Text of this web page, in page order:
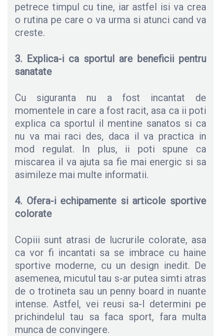
petrece timpul cu tine, iar astfel isi va crea
o rutina pe care o va urma si atunci cand va
creste.
3. Explica-i ca sportul are beneficii pentru
sanatate
Cu siguranta nu a fost incantat de
momentele in care a fost racit, asa ca ii poti
explica ca sportul il mentine sanatos si ca
nu va mai raci des, daca il va practica in
mod regulat. In plus, ii poti spune ca
miscarea il va ajuta sa fie mai energic si sa
asimileze mai multe informatii.
4. Ofera-i echipamente si articole sportive
colorate
Copiii sunt atrasi de lucrurile colorate, asa
ca vor fi incantati sa se imbrace cu haine
sportive moderne, cu un design inedit. De
asemenea, micutul tau s-ar putea simti atras
de o trotineta sau un penny board in nuante
intense. Astfel, vei reusi sa-l determini pe
prichindelul tau sa faca sport, fara multa
munca de convingere.